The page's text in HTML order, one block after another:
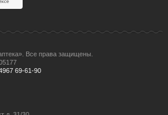
Все права защищены.
69-61-90